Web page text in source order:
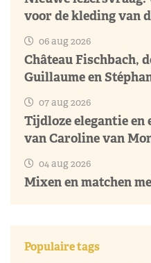
voor de kleding van
06 aug 2026
Château Fischbach,
Guillaume en
07 aug 2026
Tijdloze elegantie
van Caroline van
04 aug 2026
Mixen en matchen
Populaire tags